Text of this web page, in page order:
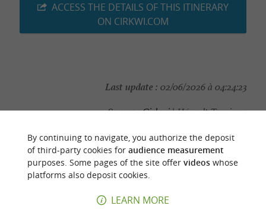
ACCESS THE DETAILS OF THIS ITINERARY
ON CIRKWI.COM
Last update : 02/06/2026 à 04:24:23
Source :Cirkwi| Hérault Tourisme
Photo credit :@Cirkwi
YOU WILL LIKEALSO
By continuing to navigate, you authorize the deposit
of third-party cookies for audience measurement
purposes. Some pages of the site offer videoswhose
platforms also deposit cookies.
LEARN MORE